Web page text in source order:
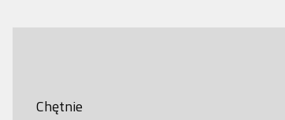
Chętnie